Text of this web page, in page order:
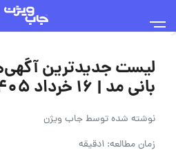
لیست جدیدترین
بانی مد | ۱۶ خرداد ۱۴۰۵
نوشته شده توسطجاب ویژن
زمان مطالعه: 1دقیقه